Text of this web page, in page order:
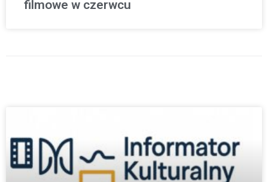
filmowe w czerwcu